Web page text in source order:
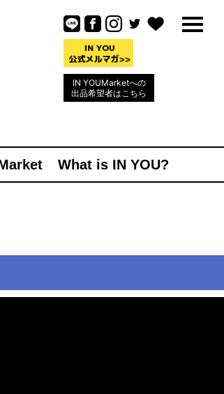
IN YOUMarketへの
出品希望者はこちら
What is IN YOU?